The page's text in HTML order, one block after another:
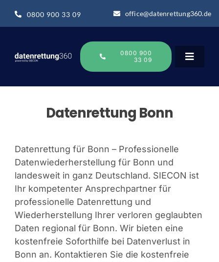
Inhalt
0800 900 33 09 office@datenrettung360.de
Toggle
Datenrettung-Wissen
Online Sofort Analyse
0800 900
33 09
Datenrettung Bonn
Datenrettung für Bonn – Professionelle
Datenwiederherstellung für Bonn und
landesweit in ganz Deutschland. SIECON ist
Ihr kompetenter Ansprechpartner für
professionelle Datenrettung und
Wiederherstellung Ihrer verloren geglaubten
Daten regional für Bonn. Wir bieten eine
kostenfreie Soforthilfe bei Datenverlust in
Bonn an. Kontaktieren Sie die kostenfreie